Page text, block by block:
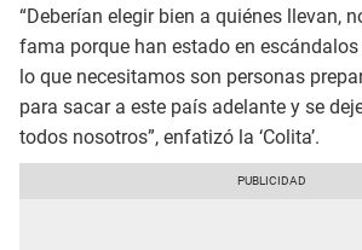
“Deberían elegir bien a quiénes llevan,
fama porque han estado en
lo que necesitamos son personas
para sacar a este país adelante y se
todos nosotros”, enfatizó la ‘Colita’.